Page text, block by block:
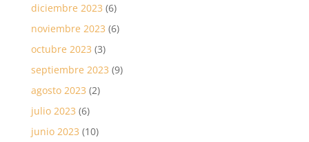
diciembre 2023 (6)
noviembre 2023 (6)
octubre 2023 (3)
septiembre 2023 (9)
agosto 2023 (2)
julio 2023 (6)
junio 2023 (10)